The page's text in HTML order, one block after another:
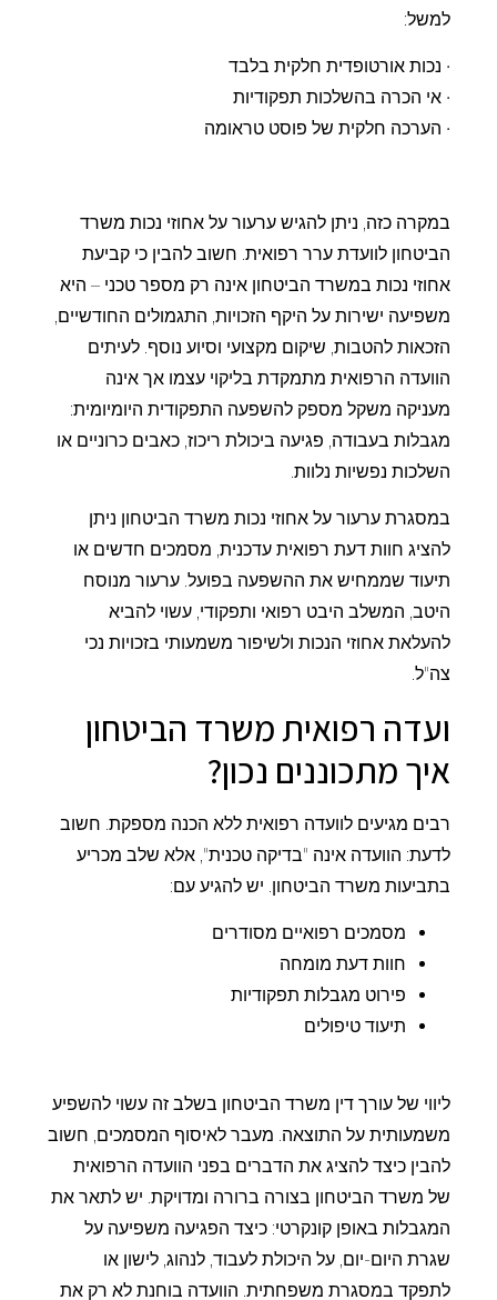
למשל:
• נכות אורטופדית חלקית בלבד
• אי הכרה בהשלכות תפקודיות
• הערכה חלקית של פוסט טראומה
במקרה כזה, ניתן להגיש ערעור על אחוזי נכות משרד
הביטחון לוועדת ערר רפואית. חשוב להבין כי קביעת
אחוזי נכות במשרד הביטחון אינה רק מספר טכני – היא
משפיעה ישירות על היקף הזכויות, התגמולים החודשיים,
הזכאות להטבות, שיקום מקצועי וסיוע נוסף. לעיתים
הוועדה הרפואית מתמקדת בליקוי עצמו אך אינה
מעניקה משקל מספק להשפעה התפקודית היומיומית:
מגבלות בעבודה, פגיעה ביכולת ריכוז, כאבים כרוניים או
השלכות נפשיות נלוות.
במסגרת ערעור על אחוזי נכות משרד הביטחון ניתן
להציג חוות דעת רפואית עדכנית, מסמכים חדשים או
תיעוד שממחיש את ההשפעה בפועל. ערעור מנוסח
היטב, המשלב היבט רפואי ותפקודי, עשוי להביא
להעלאת אחוזי הנכות ולשיפור משמעותי בזכויות נכי
צה"ל.
ועדה רפואית משרד הביטחון
איך מתכוננים נכון?
רבים מגיעים לוועדה רפואית ללא הכנה מספקת. חשוב
לדעת: הוועדה אינה "בדיקה טכנית", אלא שלב מכריע
בתביעות משרד הביטחון. יש להגיע עם:
מסמכים רפואיים מסודרים
חוות דעת מומחה
פירוט מגבלות תפקודיות
תיעוד טיפולים
ליווי של עורך דין משרד הביטחון בשלב זה עשוי להשפיע
משמעותית על התוצאה. מעבר לאיסוף המסמכים, חשוב
להבין כיצד להציג את הדברים בפני הוועדה הרפואית
של משרד הביטחון בצורה ברורה ומדויקת. יש לתאר את
המגבלות באופן קונקרטי: כיצד הפגיעה משפיעה על
שגרת היום-יום, על היכולת לעבוד, לנהוג, לישון או
לתפקד במסגרת משפחתית. הוועדה בוחנת לא רק את